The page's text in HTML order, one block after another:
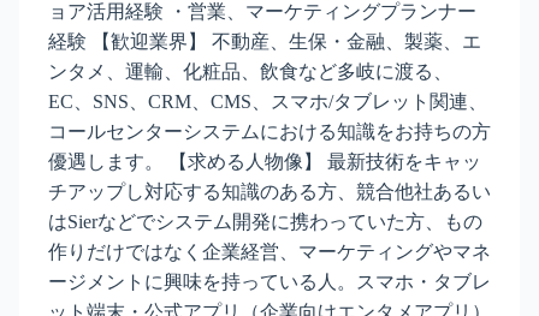
ョア活用経験 ・営業、マーケティングプランナー
経験 【歓迎業界】 不動産、生保・金融、製薬、エ
ンタメ、運輸、化粧品、飲食など多岐に渡る、
EC、SNS、CRM、CMS、スマホ/タブレット関連、
コールセンターシステムにおける知識をお持ちの方
優遇します。 【求める人物像】 最新技術をキャッ
チアップし対応する知識のある方、競合他社あるい
はSierなどでシステム開発に携わっていた方、もの
作りだけではなく企業経営、マーケティングやマネ
ージメントに興味を持っている人。スマホ・タブレ
ット端末・公式アプリ（企業向けエンタメアプリ）